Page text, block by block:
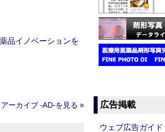
品イノベーションを
ーカイブ ‐AD‐を見る » 広告掲載
ウェブ広告ガイド